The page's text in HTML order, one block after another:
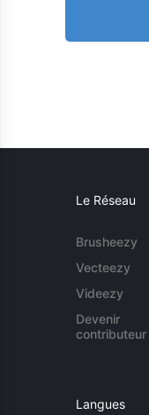
Le Réseau
Brusheezy
Vecteezy
Videezy
Devenir
contributeur
Langues